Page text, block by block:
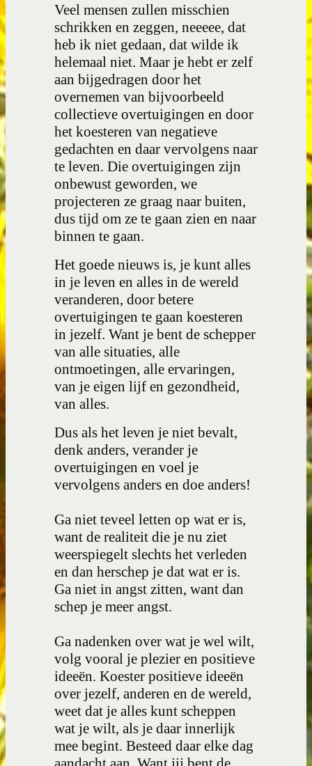
Veel mensen zullen misschien
schrikken en zeggen, neeeee, dat
heb ik niet gedaan, dat wilde ik
helemaal niet. Maar je hebt er zelf
aan bijgedragen door het
overnemen van bijvoorbeeld
collectieve overtuigingen en door
het koesteren van negatieve
gedachten en daar vervolgens naar
te leven. Die overtuigingen zijn
onbewust geworden, we
projecteren ze graag naar buiten,
dus tijd om ze te gaan zien en naar
binnen te gaan.
Het goede nieuws is, je kunt alles
in je leven en alles in de wereld
veranderen, door betere
overtuigingen te gaan koesteren
in jezelf. Want je bent de schepper
van alle situaties, alle
ontmoetingen, alle ervaringen,
van je eigen lijf en gezondheid,
van alles.
Dus als het leven je niet bevalt,
denk anders, verander je
overtuigingen en voel je
vervolgens anders en doe anders!
Ga niet teveel letten op wat er is,
want de realiteit die je nu ziet
weerspiegelt slechts het verleden
en dan herschep je dat wat er is.
Ga niet in angst zitten, want dan
schep je meer angst.
Ga nadenken over wat je wel wilt,
volg vooral je plezier en positieve
ideeën. Koester positieve ideeën
over jezelf, anderen en de wereld,
weet dat je alles kunt scheppen
wat je wilt, als je daar innerlijk
mee begint. Besteed daar elke dag